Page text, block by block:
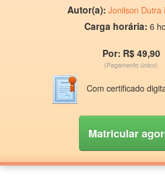
Autor(a): Jonilson Dutra
Carga horária: 6
Por: R$ 49,90
(Pagamento único)
Com certificado
Matricular